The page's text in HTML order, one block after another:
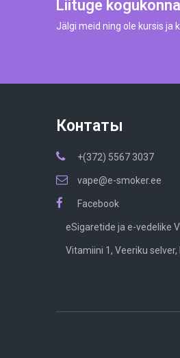
Liituge
Jälgi meid ning ole kursis ja
Контаты
+(372) 5567 3037
vape@e-smoker.ee
Facebook
eSigaretide ja e-vedelike
Vitamiini 1, Veeriku